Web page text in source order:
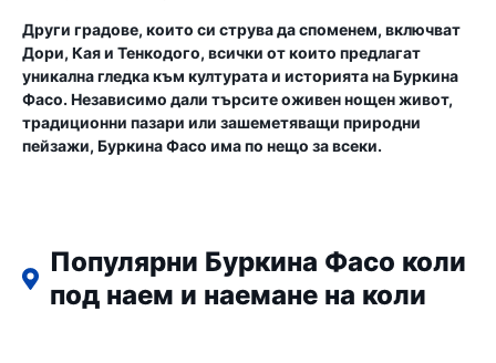
Други градове, които си струва да споменем, включват
Дори, Кая и Тенкодого, всички от които предлагат
уникална гледка към културата и историята на Буркина
Фасо. Независимо дали търсите оживен нощен живот,
традиционни пазари или зашеметяващи природни
пейзажи, Буркина Фасо има по нещо за всеки.
Популярни Буркина Фасо коли
под наем и наемане на коли